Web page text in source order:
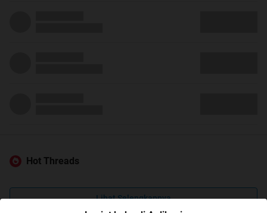
Hot Threads
Lihat Selengkapnya